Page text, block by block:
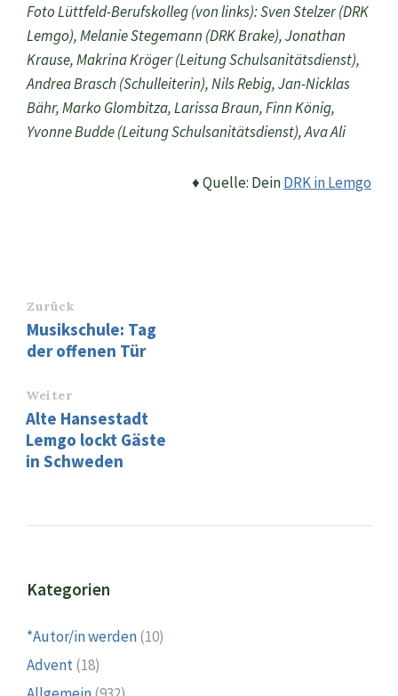
Foto Lüttfeld-Berufskolleg (von links): Sven Stelzer (DRK
Lemgo), Melanie Stegemann (DRK Brake), Jonathan
Krause, Makrina Kröger (Leitung Schulsanitätsdienst),
Andrea Brasch (Schulleiterin), Nils Rebig, Jan-Nicklas
Bähr, Marko Glombitza, Larissa Braun, Finn König,
Yvonne Budde (Leitung Schulsanitätsdienst), Ava Ali
♦ Quelle: DeinDRK in Lemgo
Zurück
Musikschule: Tag
der offenen Tür
Weiter
Alte Hansestadt
Lemgo lockt Gäste
in Schweden
Kategorien
*Autor/in werden(10)
Advent(18)